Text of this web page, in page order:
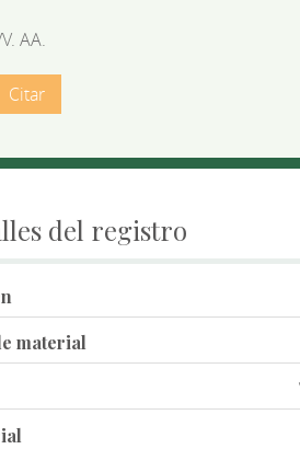
AA.
Citar
del registro
material